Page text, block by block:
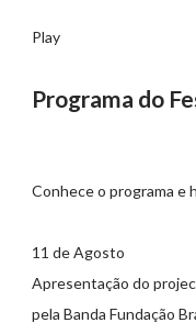
Play
Programa do
Conhece o programa e
11 de Agosto
Apresentação do
pela Banda Fundação